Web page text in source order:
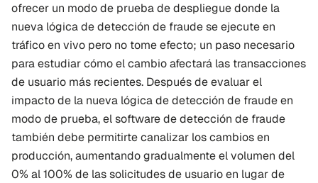
ofrecer un modo de prueba de despliegue donde la
nueva lógica de detección de fraude se ejecute en
tráfico en vivo pero no tome efecto; un paso necesario
para estudiar cómo el cambio afectará las transacciones
de usuario más recientes. Después de evaluar el
impacto de la nueva lógica de detección de fraude en
modo de prueba, el software de detección de fraude
también debe permitirte canalizar los cambios en
producción, aumentando gradualmente el volumen del
0% al 100% de las solicitudes de usuario en lugar de